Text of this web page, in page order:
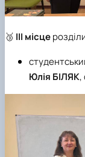
🥉 ІІІ місце
Юлія БІЛЯК,